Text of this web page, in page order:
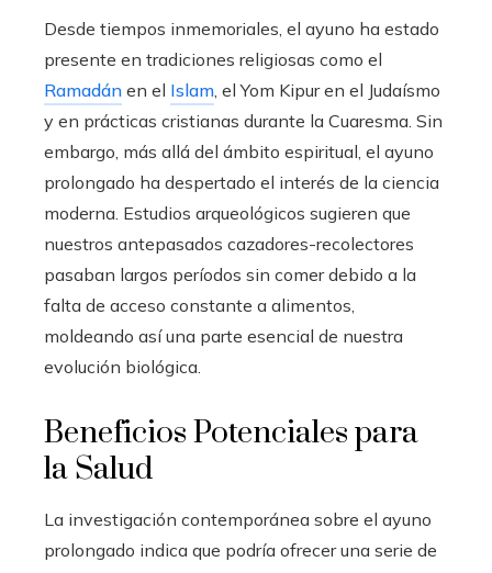
Desde tiempos inmemoriales, el ayuno ha estado
presente en tradiciones religiosas como el
Ramadán en el Islam, el Yom Kipur en el Judaísmo
y en prácticas cristianas durante la Cuaresma. Sin
embargo, más allá del ámbito espiritual, el ayuno
prolongado ha despertado el interés de la ciencia
moderna. Estudios arqueológicos sugieren que
nuestros antepasados cazadores-recolectores
pasaban largos períodos sin comer debido a la
falta de acceso constante a alimentos,
moldeando así una parte esencial de nuestra
evolución biológica.
Beneficios Potenciales para
la Salud
La investigación contemporánea sobre el ayuno
prolongado indica que podría ofrecer una serie de